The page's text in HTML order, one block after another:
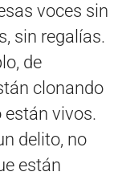
voces sin
sin regalías.
de
clonando
están vivos.
delito, no
están